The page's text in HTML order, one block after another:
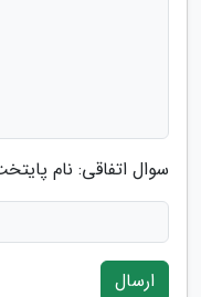
سوال اتفاقی: نام
ارسال